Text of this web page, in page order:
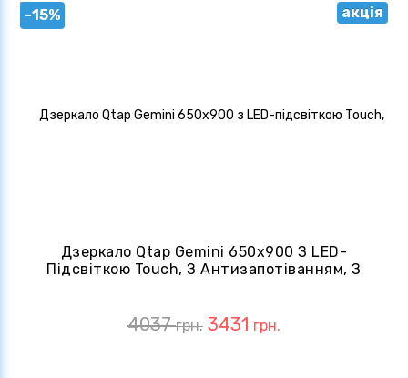
-15% акція
Дзеркало Qtap Gemini 650х900 З LED-
Підсвіткою Touch, З Антизапотіванням, З
4037грн. 3431 грн.